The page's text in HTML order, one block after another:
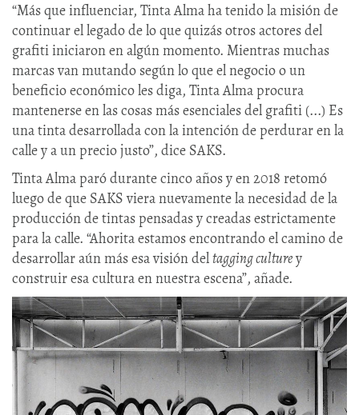
“Más que influenciar, Tinta Alma ha tenido la misión de
continuar el legado de lo que quizás otros actores del
grafiti iniciaron en algún momento. Mientras muchas
marcas van mutando según lo que el negocio o un
beneficio económico les diga, Tinta Alma procura
mantenerse en las cosas más esenciales del grafiti (...) Es
una tinta desarrollada con la intención de perdurar en la
calle y a un precio justo”, dice SAKS.
Tinta Alma paró durante cinco años y en 2018 retomó
luego de que SAKS viera nuevamente la necesidad de la
producción de tintas pensadas y creadas estrictamente
para la calle. “Ahorita estamos encontrando el camino de
desarrollar aún más esa visión deltagging culturey
construir esa cultura en nuestra escena”, añade.